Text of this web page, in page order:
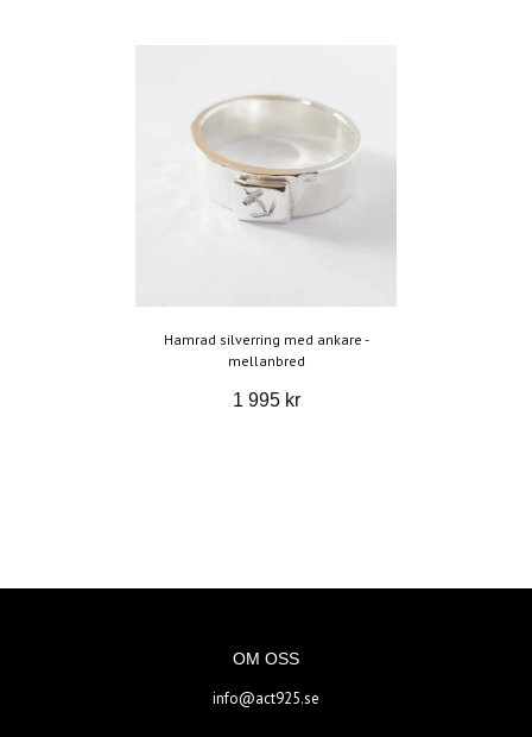
Hamrad silverring med ankare -
mellanbred
1 995 kr
OM OSS
info@act925.se